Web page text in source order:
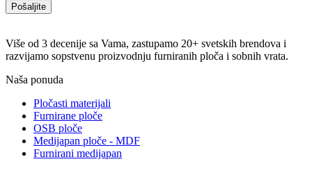
Pošaljite
Više od 3 decenije sa Vama, zastupamo 20+ svetskih brendova i
razvijamo sopstvenu proizvodnju furniranih ploča i sobnih vrata.
Naša ponuda
Pločasti materijali
Furnirane ploče
OSB ploče
Medijapan ploče - MDF
Furnirani medijapan